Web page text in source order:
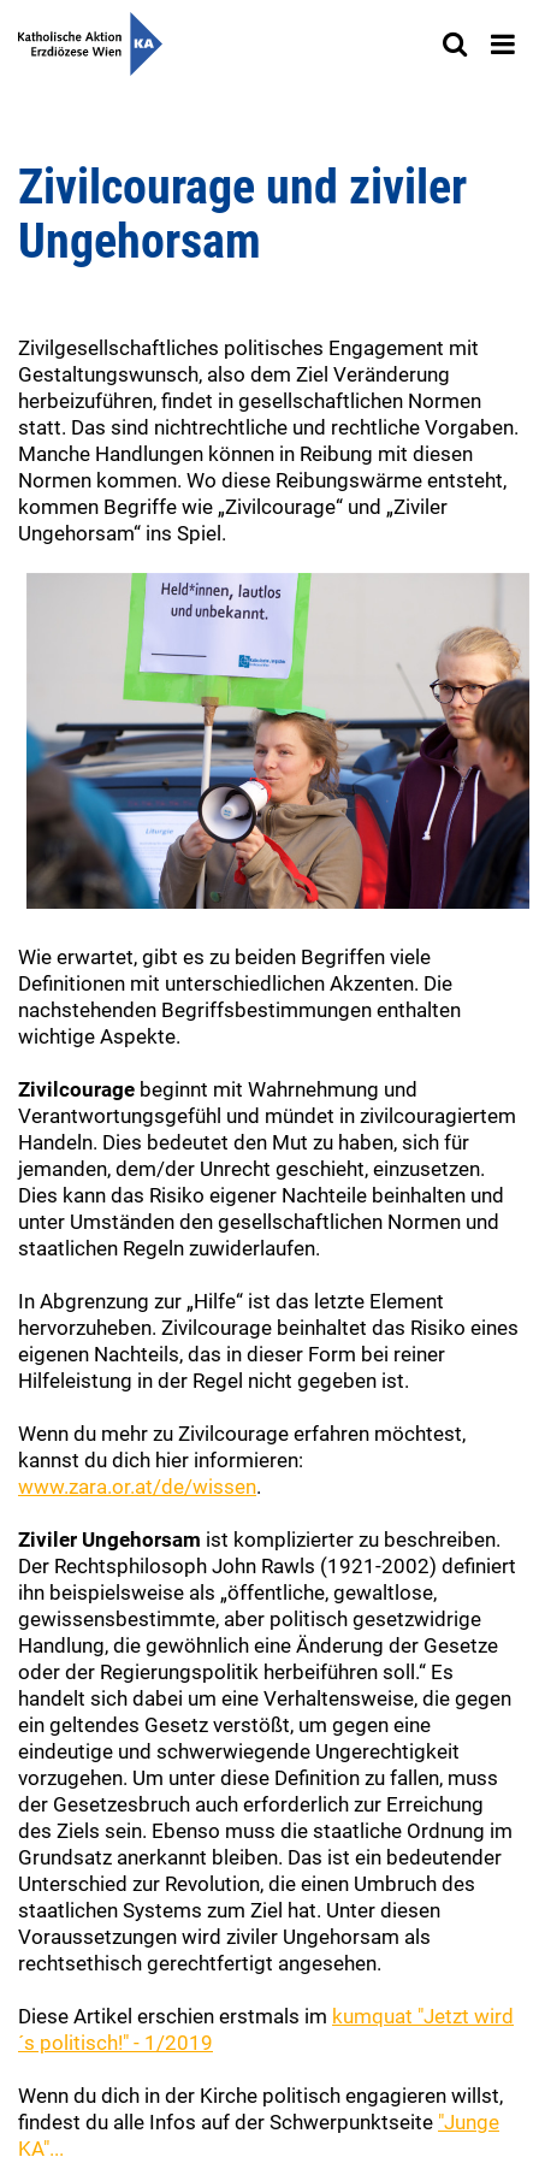
Zivilcourage und ziviler
Ungehorsam
Zivilgesellschaftliches politisches Engagement mit
Gestaltungswunsch, also dem Ziel Veränderung
herbeizuführen, findet in gesellschaftlichen Normen
statt. Das sind nichtrechtliche und rechtliche Vorgaben.
Manche Handlungen können in Reibung mit diesen
Normen kommen. Wo diese Reibungswärme entsteht,
kommen Begriffe wie „Zivilcourage“ und „Ziviler
Ungehorsam“ ins Spiel.
Wie erwartet, gibt es zu beiden Begriffen viele
Definitionen mit unterschiedlichen Akzenten. Die
nachstehenden Begriffsbestimmungen enthalten
wichtige Aspekte.
Zivilcourage beginnt mit Wahrnehmung und
Verantwortungsgefühl und mündet in zivilcouragiertem
Handeln. Dies bedeutet den Mut zu haben, sich für
jemanden, dem/der Unrecht geschieht, einzusetzen.
Dies kann das Risiko eigener Nachteile beinhalten und
unter Umständen den gesellschaftlichen Normen und
staatlichen Regeln zuwiderlaufen.
In Abgrenzung zur „Hilfe“ ist das letzte Element
hervorzuheben. Zivilcourage beinhaltet das Risiko eines
eigenen Nachteils, das in dieser Form bei reiner
Hilfeleistung in der Regel nicht gegeben ist.
Wenn du mehr zu Zivilcourage erfahren möchtest,
kannst du dich hier informieren:
www.zara.or.at/de/wissen.
Ziviler Ungehorsam ist komplizierter zu beschreiben.
Der Rechtsphilosoph John Rawls (1921-2002) definiert
ihn beispielsweise als „öffentliche, gewaltlose,
gewissensbestimmte, aber politisch gesetzwidrige
Handlung, die gewöhnlich eine Änderung der Gesetze
oder der Regierungspolitik herbeiführen soll.“ Es
handelt sich dabei um eine Verhaltensweise, die gegen
ein geltendes Gesetz verstößt, um gegen eine
eindeutige und schwerwiegende Ungerechtigkeit
vorzugehen. Um unter diese Definition zu fallen, muss
der Gesetzesbruch auch erforderlich zur Erreichung
des Ziels sein. Ebenso muss die staatliche Ordnung im
Grundsatz anerkannt bleiben. Das ist ein bedeutender
Unterschied zur Revolution, die einen Umbruch des
staatlichen Systems zum Ziel hat. Unter diesen
Voraussetzungen wird ziviler Ungehorsam als
rechtsethisch gerechtfertigt angesehen.
Diese Artikel erschien erstmals im kumquat "Jetzt wird
´s politisch!" - 1/2019
Wenn du dich in der Kirche politisch engagieren willst,
findest du alle Infos auf der Schwerpunktseite "Junge
KA"...